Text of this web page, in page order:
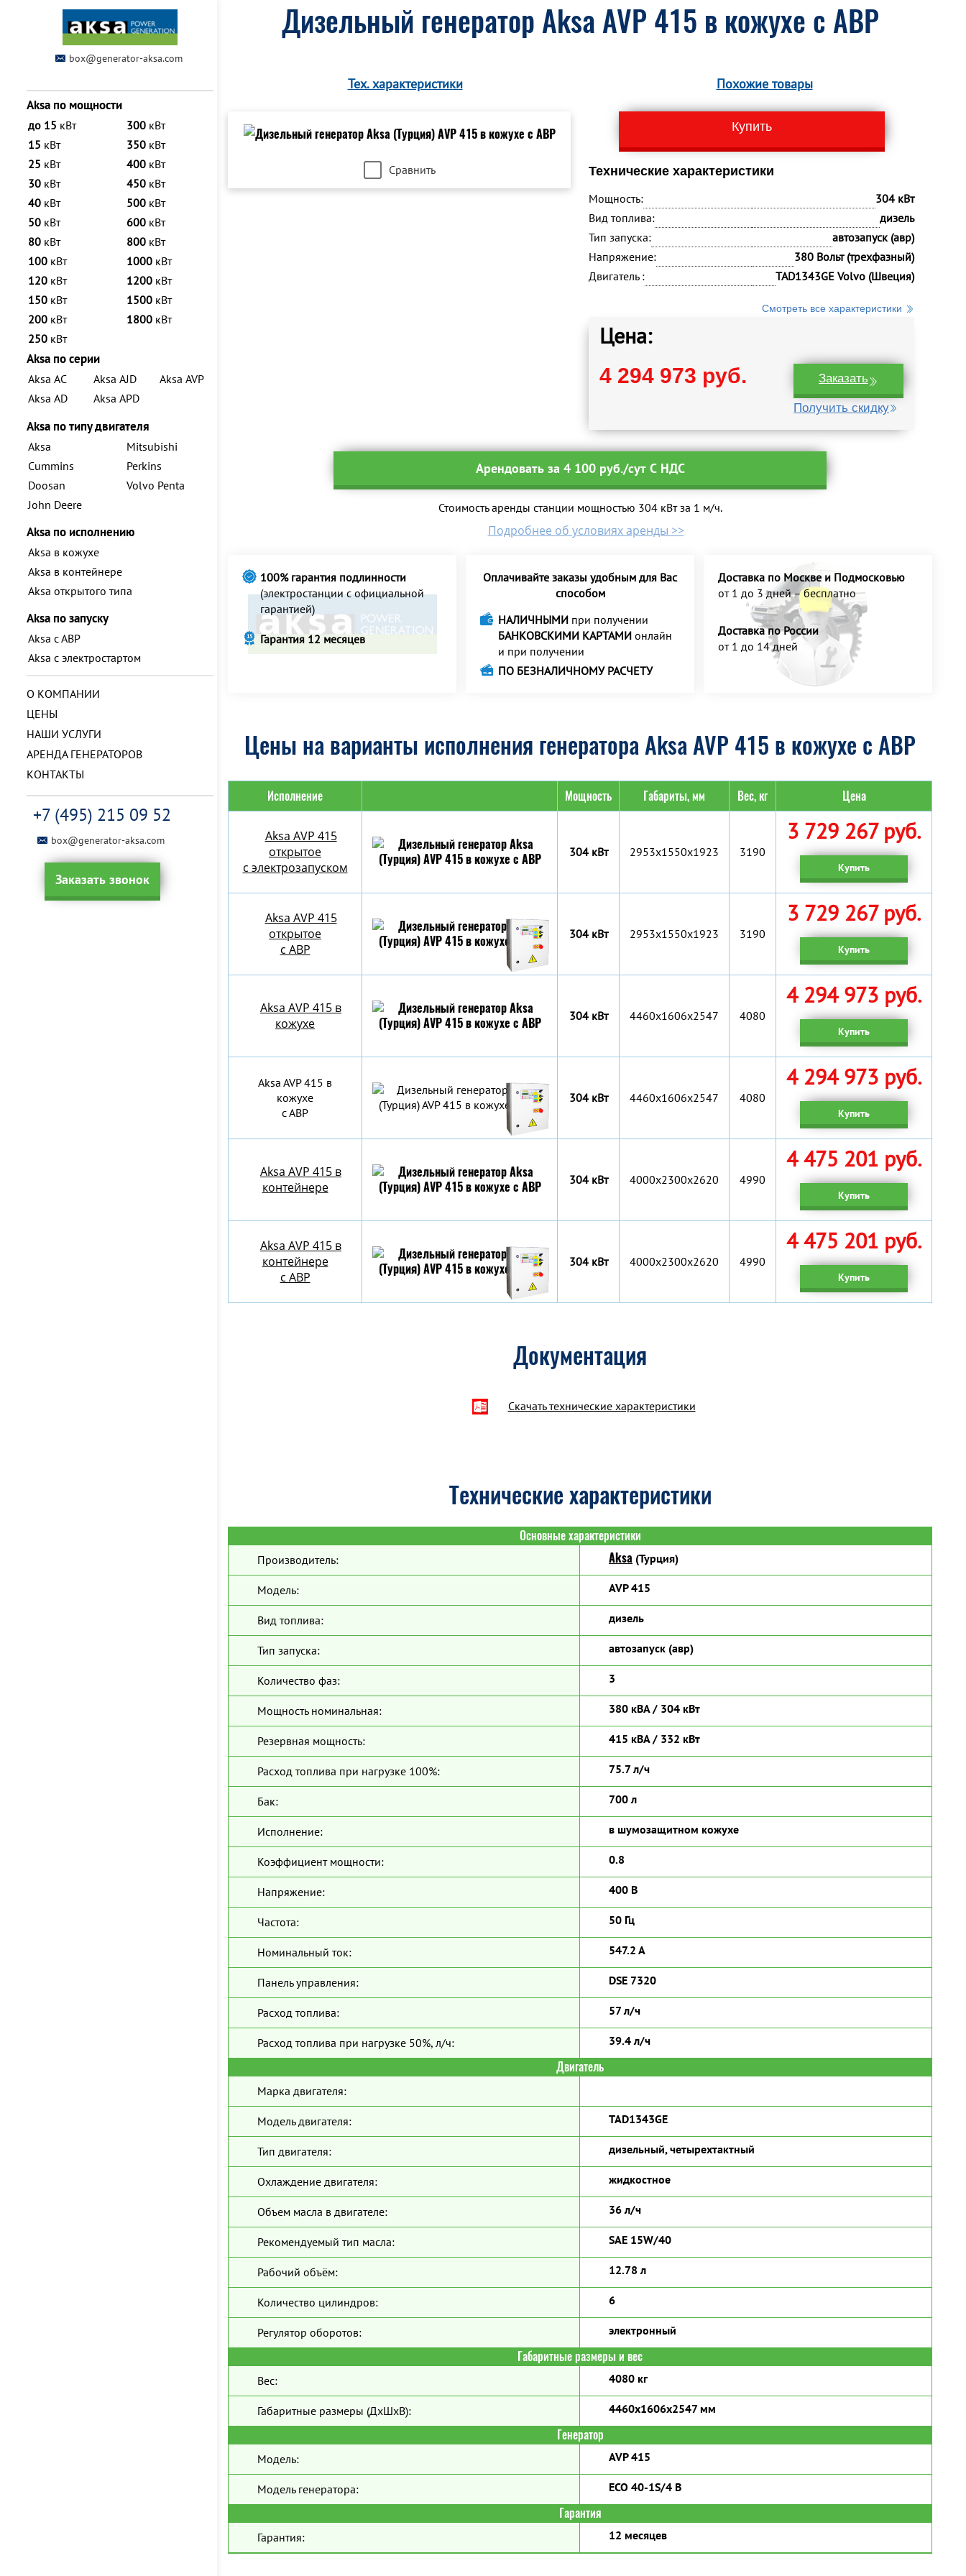
box@generator-aksa.com
Aksa по мощности
до 15 кВт
15 кВт
25 кВт
30 кВт
40 кВт
50 кВт
80 кВт
100 кВт
120 кВт
150 кВт
200 кВт
250 кВт
300 кВт
350 кВт
400 кВт
450 кВт
500 кВт
600 кВт
800 кВт
1000 кВт
1200 кВт
1500 кВт
1800 кВт
Aksa по серии
Aksa AC
Aksa AD
Aksa AJD
Aksa APD
Aksa AVP
Aksa по типу двигателя
Aksa
Cummins
Doosan
John Deere
Mitsubishi
Perkins
Volvo Penta
Aksa по исполнению
Aksa в кожухе
Aksa в контейнере
Aksa открытого типа
Aksa по запуску
Aksa с АВР
Aksa с электростартом
О КОМПАНИИ
ЦЕНЫ
НАШИ УСЛУГИ
АРЕНДА ГЕНЕРАТОРОВ
КОНТАКТЫ
+7 (495) 215 09 52
box@generator-aksa.com
Заказать звонок
Дизельный генератор Aksa AVP 415 в кожухе с АВР
Тех. характеристики Похожие товары
Сравнить
Купить
Технические характеристики
Мощность:
304 кВт
Вид топлива:
дизель
Тип запуска:
автозапуск (авр)
Напряжение:
380 Вольт (трехфазный)
Двигатель :
TAD1343GE Volvo (Швеция)
Смотреть все характеристики
Цена:
4 294 973 руб. Заказать
Получить скидку
Арендовать за 4 100 руб./сут С НДС
Стоимость аренды станции мощностью 304 кВт за 1 м/ч.
Подробнее об условиях аренды >>
100% гарантия подлинности
(электростанции с официальной
гарантией)
Гарантия 12 месяцев
Оплачивайте заказы удобным для Вас
способом
НАЛИЧНЫМИ при получении
БАНКОВСКИМИ КАРТАМИ онлайн
и при получении
ПО БЕЗНАЛИЧНОМУ РАСЧЕТУ
Доставка по Москве и Подмосковью
от 1 до 3 дней – бесплатно
Доставка по России
от 1 до 14 дней
Цены на варианты исполнения генератора Aksa AVP 415 в кожухе с АВР
Исполнение Мощность Габариты, мм Вес, кг Цена
Aksa AVP 415
открытое
с электрозапуском
304 кВт 2953x1550x1923 3190
3 729 267 руб.
Купить
Aksa AVP 415
открытое
с АВР
304 кВт 2953x1550x1923 3190
3 729 267 руб.
Купить
Aksa AVP 415 в
кожухе
304 кВт 4460x1606x2547 4080
4 294 973 руб.
Купить
Aksa AVP 415 в
кожухе
с АВР
304 кВт 4460x1606x2547 4080
4 294 973 руб.
Купить
Aksa AVP 415 в
контейнере
304 кВт 4000х2300х2620 4990
4 475 201 руб.
Купить
Aksa AVP 415 в
контейнере
c АВР
304 кВт 4000х2300х2620 4990
4 475 201 руб.
Купить
Документация
Скачать технические характеристики
Технические характеристики
Основные характеристики
Производитель: Aksa (Турция)
Модель: AVP 415
Вид топлива: дизель
Тип запуска: автозапуск (авр)
Количество фаз: 3
Мощность номинальная: 380 кВА / 304 кВт
Резервная мощность: 415 кВА / 332 кВт
Расход топлива при нагрузке 100%: 75.7 л/ч
Бак: 700 л
Исполнение: в шумозащитном кожухе
Коэффициент мощности: 0.8
Напряжение: 400 В
Частота: 50 Гц
Номинальный ток: 547.2 А
Панель управления: DSE 7320
Расход топлива: 57 л/ч
Расход топлива при нагрузке 50%, л/ч: 39.4 л/ч
Двигатель
Марка двигателя:
Модель двигателя: TAD1343GE
Тип двигателя: дизельный, четырехтактный
Охлаждение двигателя: жидкостное
Объем масла в двигателе: 36 л/ч
Рекомендуемый тип масла: SAE 15W/40
Рабочий объём: 12.78 л
Количество цилиндров: 6
Регулятор оборотов: электронный
Габаритные размеры и вес
Вес: 4080 кг
Габаритные размеры (ДхШхВ): 4460x1606x2547 мм
Генератор
Модель: AVP 415
Модель генератора: ECO 40-1S/4 B
Гарантия
Гарантия: 12 месяцев